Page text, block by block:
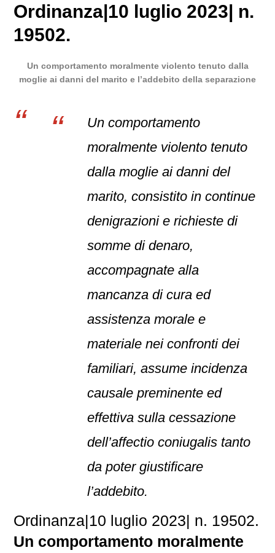
Ordinanza|10 luglio 2023| n.
19502.
Un comportamento moralmente violento tenuto dalla
moglie ai danni del marito e l’addebito della separazione
Un comportamento
moralmente violento tenuto
dalla moglie ai danni del
marito, consistito in continue
denigrazioni e richieste di
somme di denaro,
accompagnate alla
mancanza di cura ed
assistenza morale e
materiale nei confronti dei
familiari, assume incidenza
causale preminente ed
effettiva sulla cessazione
dell’affectio coniugalis tanto
da poter giustificare
l’addebito.
Ordinanza|10 luglio 2023| n. 19502.
Un comportamento moralmente